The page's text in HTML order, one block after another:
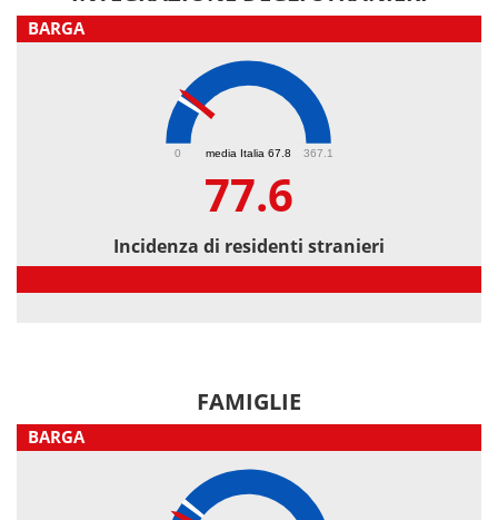
BARGA
media Italia 67.8
0 367.1
77.6
Incidenza di residenti stranieri
FAMIGLIE
BARGA